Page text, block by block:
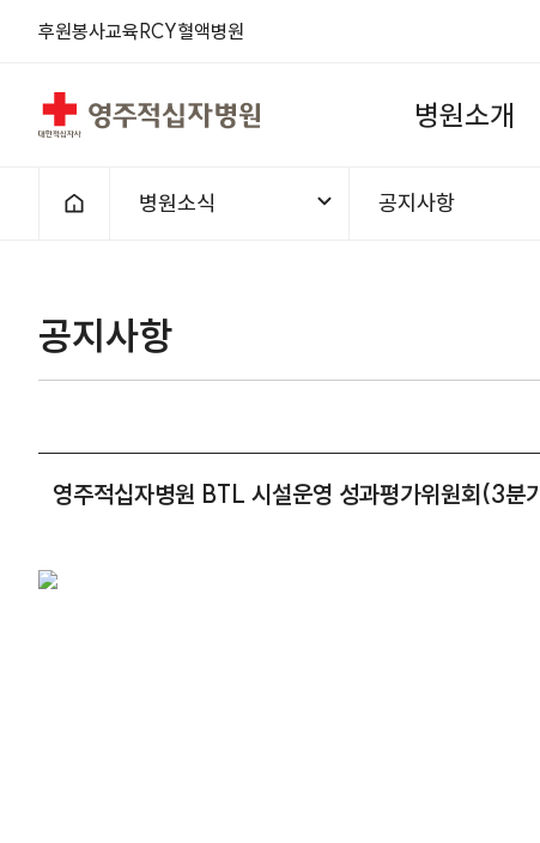
후원봉사교육 RCY혈액병원
영주적십자병원 병원소개
홈으로
병원소식 공지사항
공지사항
영주적십자병원 BTL 시설운영 성과평가위원회(3분